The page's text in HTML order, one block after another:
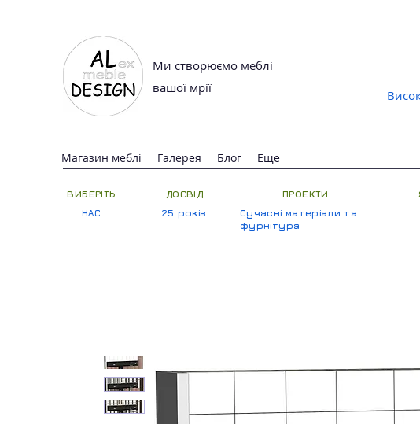
Ми створюємо меблі
вашої мрії
Магазин меблі Галерея Блог Еще
ВИБЕРІТЬ
НАС
ДОСВІД
25 років
ПРОЕКТИ
Сучасні матеріали та
фурнітура